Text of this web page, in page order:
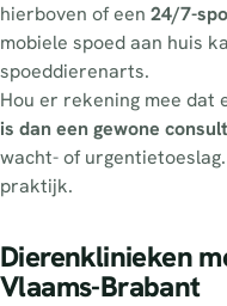
hierboven of een 24/7-
mobiele spoed aan huis
spoeddierenarts.
Hou er rekening mee dat
is dan een gewone
wacht- of
praktijk.
Dierenklinieken
Vlaams-Brabant